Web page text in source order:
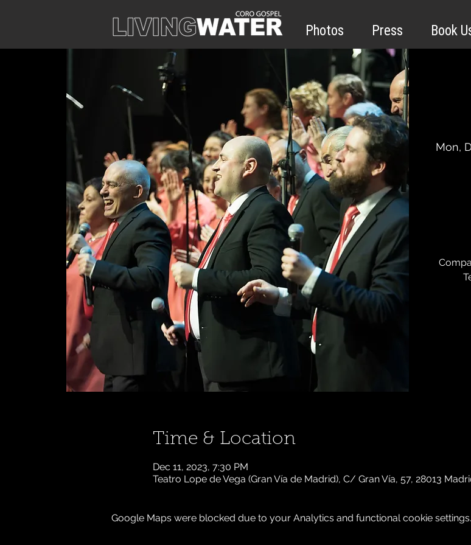
Photos Press Book
Mon,
Time & Location
Dec 11, 2023, 7:30 PM
Teatro Lope de Vega (Gran Vía de Madrid), C/ Gran Vía, 57, 28013
Google Maps were blocked due to your Analytics and functional cookie settings.